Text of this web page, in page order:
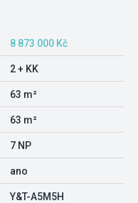
8 873 000 Kč
2 + KK
63 m²
63 m²
7 NP
ano
Y&T-A5M5H